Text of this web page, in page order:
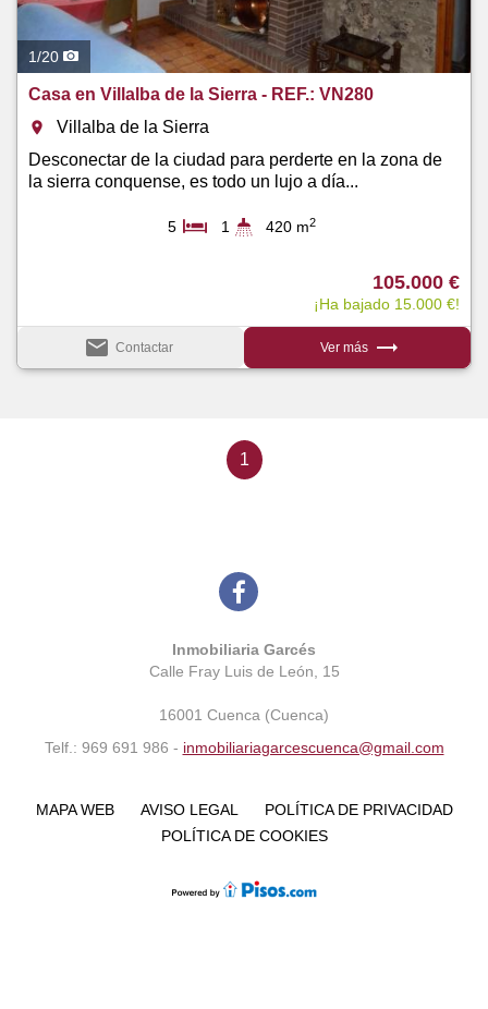
1/20
Casa en Villalba de la Sierra - REF.: VN280
room
Villalba de la Sierra
Desconectar de la ciudad para perderte en la zona de
la sierra conquense, es todo un lujo a día...
5 1 420 m2
105.000 €
¡Ha bajado 15.000 €!
email Contactar Ver más trending_flat
1
Inmobiliaria Garcés
Calle Fray Luis de León, 15
16001 Cuenca (Cuenca)
Telf.: 969 691 986 - inmobiliariagarcescuenca@gmail.com
MAPA WEB AVISO LEGAL
POLÍTICA DE PRIVACIDAD
POLÍTICA DE COOKIES